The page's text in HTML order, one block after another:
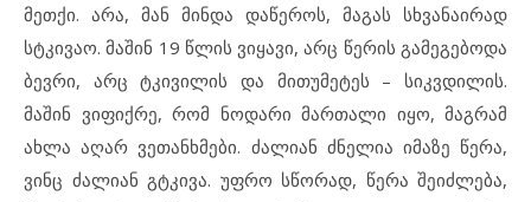
მეთქი. არა, მან მინდა დაწეროს, მაგას სხვანაირად
სტკივაო. მაშინ 19 წლის ვიყავი, არც წერის გამეგებოდა
ბევრი, არც ტკივილის და მითუმეტეს – სიკვდილის.
მაშინ ვიფიქრე, რომ ნოდარი მართალი იყო, მაგრამ
ახლა აღარ ვეთანხმები. ძალიან ძნელია იმაზე წერა,
ვინც ძალიან გტკივა. უფრო სწორად, წერა შეიძლება,